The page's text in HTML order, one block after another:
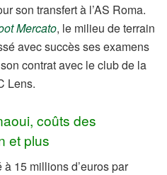
son transfert à l’AS Roma.
Mercato, le milieu de terrain
avec succès ses examens
contrat avec le club de la
Lens.
coûts des
et plus
15 millions d’euros par